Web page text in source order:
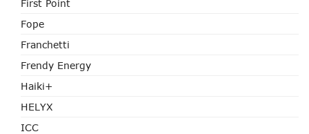
First Point
Fope
Franchetti
Frendy Energy
Haiki+
HELYX
ICC